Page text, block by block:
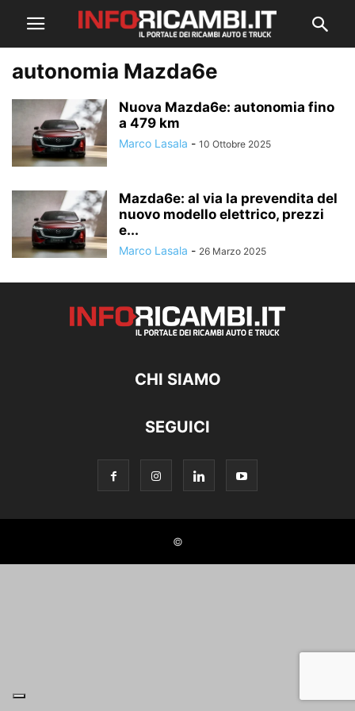
autonomia Mazda6e
Nuova Mazda6e: autonomia fino
a 479 km
Marco Lasala - 10 Ottobre 2025
Mazda6e: al via la prevendita del
nuovo modello elettrico, prezzi
e...
Marco Lasala - 26 Marzo 2025
CHI SIAMO
SEGUICI
©